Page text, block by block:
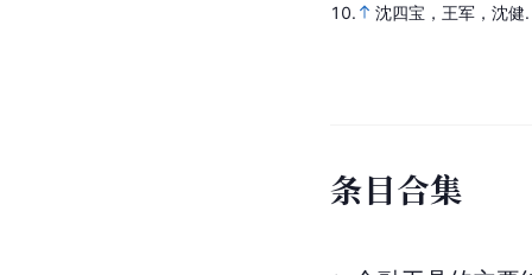
10.
沈四宝，王军，沈
条目合集